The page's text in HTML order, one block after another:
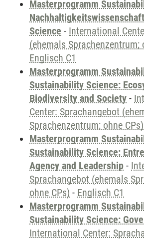
Masterprogramm
Science - International
(ehemals Sprachenzentrum;
Englisch C1
Masterprogramm
Sustainability Science:
Biodiversity and Society -
Center: Sprachangebot
Sprachenzentrum; ohne CPs)
Masterprogramm
Sustainability Science:
Agency and Leadership -
Sprachangebot (ehemals
ohne CPs) - Englisch C1
Masterprogramm
Sustainability Science:
International Center: